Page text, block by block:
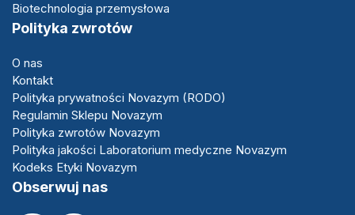
Biotechnologia przemysłowa
Polityka zwrotów
O nas
Kontakt
Polityka prywatności Novazym (RODO)
Regulamin Sklepu Novazym
Polityka zwrotów Novazym
Polityka jakości Laboratorium medyczne Novazym
Kodeks Etyki Novazym
Obserwuj nas